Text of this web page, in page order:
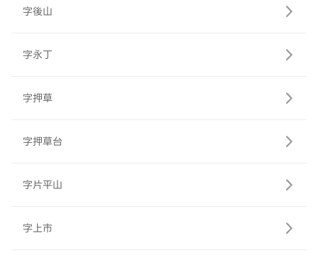
字後山
字永丁
字押草
字押草台
字片平山
字上市